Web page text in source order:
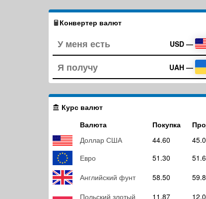
Конвертер валют
USD —
UAH —
Курс валют
Валюта
Покупка
Доллар США
44.60
Евро
51.30
Английский фунт
58.50
Польский злотый
11.87